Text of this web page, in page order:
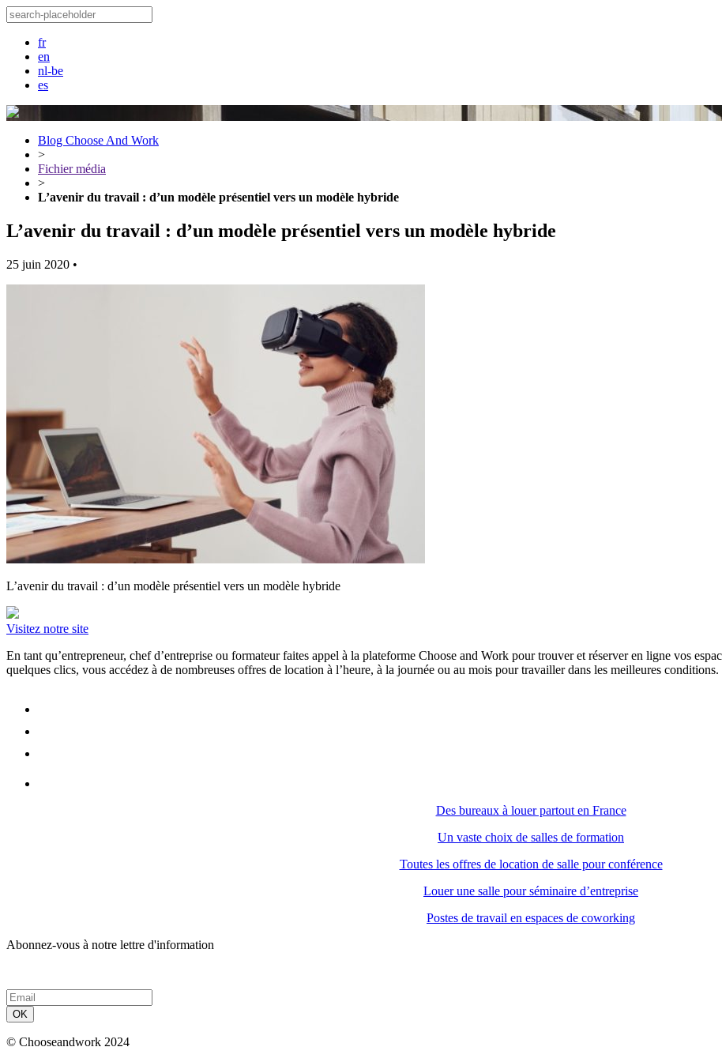
fr
en
nl-be
es
Blog Choose And Work
>
Fichier média
>
L’avenir du travail : d’un modèle présentiel vers un modèle hybride
L’avenir du travail : d’un modèle présentiel vers un modèle hybride
25 juin 2020 •
L’avenir du travail : d’un modèle présentiel vers un modèle hybride
Visitez notre site
En tant qu’entrepreneur, chef d’entreprise ou formateur faites appel à la plateforme Choose and Work pour trouver et réserver en ligne vos
quelques clics, vous accédez à de nombreuses offres de location à l’heure, à la journée ou au mois pour travailler dans les meilleures conditions.
Des bureaux à louer partout en France
Un vaste choix de salles de formation
Toutes les offres de location de salle pour conférence
Louer une salle pour séminaire d’entreprise
Postes de travail en espaces de coworking
Abonnez-vous à notre lettre d'information
OK
© Chooseandwork 2024